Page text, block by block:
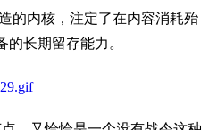
的内核，注定了在内容消耗殆
长期留存能力。